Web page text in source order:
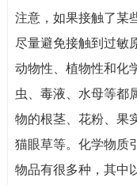
注意，如果接触了某
尽量避免接触到过敏
动物性、植物性和化
虫、毒液、水母等都
物的根茎、花粉、果
猫眼草等。化学物质
物品有很多种，其中